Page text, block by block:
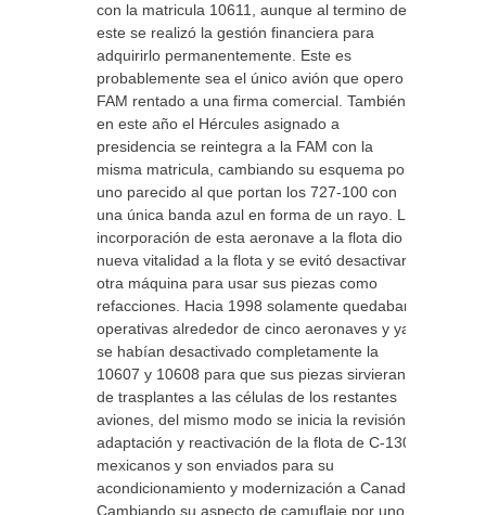
con la matricula 10611, aunque al termino de
este se realizó la gestión financiera para
adquirirlo permanentemente. Este es
probablemente sea el único avión que opero la
FAM rentado a una firma comercial. También
en este año el Hércules asignado a
presidencia se reintegra a la FAM con la
misma matricula, cambiando su esquema por
uno parecido al que portan los 727-100 con
una única banda azul en forma de un rayo. La
incorporación de esta aeronave a la flota dio
nueva vitalidad a la flota y se evitó desactivar
otra máquina para usar sus piezas como
refacciones. Hacia 1998 solamente quedaban
operativas alrededor de cinco aeronaves y ya
se habían desactivado completamente la
10607 y 10608 para que sus piezas sirvieran
de trasplantes a las células de los restantes
aviones, del mismo modo se inicia la revisión,
adaptación y reactivación de la flota de C-130
mexicanos y son enviados para su
acondicionamiento y modernización a Canadá.
Cambiando su aspecto de camuflaje por uno